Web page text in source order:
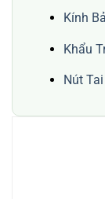
Kính
Khẩu
Nút